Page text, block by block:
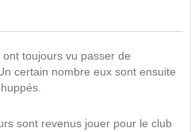
ont toujours vu passer de
certain nombre eux sont ensuite
sont revenus jouer pour le club